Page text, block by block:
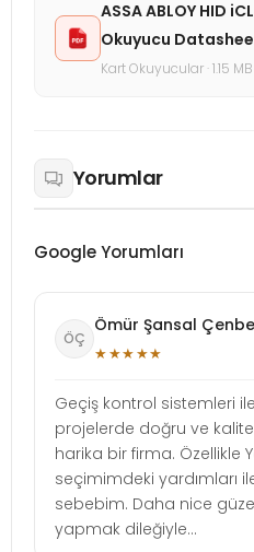
ASSA ABLOY HID
Okuyucu
Kart Okuyucular · 1.15 MB
Yorumlar
Google Yorumları
ÖÇ
Ömür Şansal
★★★★★
Geçiş kontrol sistemleri
projelerde doğru ve
harika bir firma. Özellikle
seçimimdeki yardımları
sebebim. Daha nice
yapmak dileğiyle...